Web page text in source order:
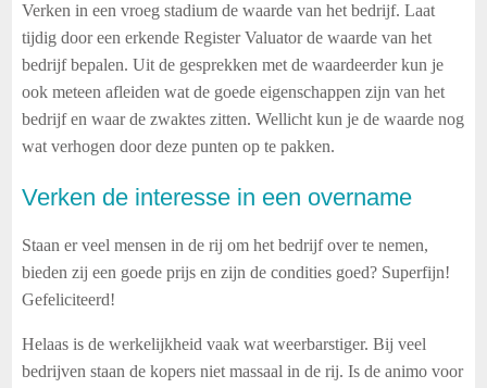
Verken in een vroeg stadium de waarde van het bedrijf. Laat
tijdig door een erkende Register Valuator de waarde van het
bedrijf bepalen. Uit de gesprekken met de waardeerder kun je
ook meteen afleiden wat de goede eigenschappen zijn van het
bedrijf en waar de zwaktes zitten. Wellicht kun je de waarde nog
wat verhogen door deze punten op te pakken.
Verken de interesse in een overname
Staan er veel mensen in de rij om het bedrijf over te nemen,
bieden zij een goede prijs en zijn de condities goed? Superfijn!
Gefeliciteerd!
Helaas is de werkelijkheid vaak wat weerbarstiger. Bij veel
bedrijven staan de kopers niet massaal in de rij.Is de animo voor